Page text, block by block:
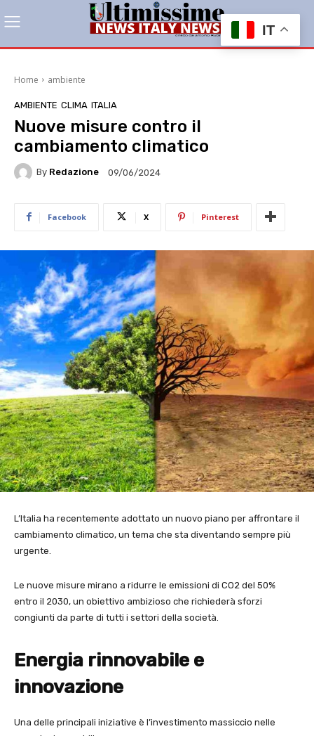
Home ambiente
AMBIENTE CLIMA ITALIA
Nuove misure contro il
cambiamento climatico
By Redazione 09/06/2024
Facebook X Pinterest
L’Italia ha recentemente adottato un nuovo piano per affrontare il
cambiamento climatico, un tema che sta diventando sempre più
urgente.
Le nuove misure mirano a ridurre le emissioni di CO2 del 50%
entro il 2030, un obiettivo ambizioso che richiederà sforzi
congiunti da parte di tutti i settori della società.
Energia rinnovabile e
innovazione
Una delle principali iniziative è l’investimento massiccio nelle
IT